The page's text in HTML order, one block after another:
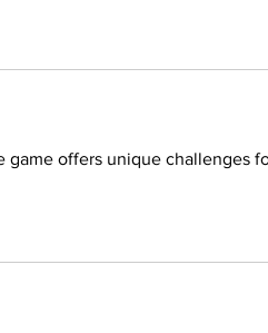
game offers unique challenges